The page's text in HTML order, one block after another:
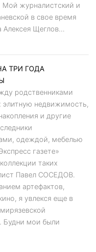
журналистский и
в свое время
Щеглов...
ТРИ ГОДА
родственниками
элитную недвижимость,
и другие
одеждой, мебелью
газете»
таких
Павел СОСЕДОВ.
артефактов,
я увлекся еще в
Будни мои были